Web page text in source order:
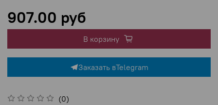
(0)
907.00 руб
В корзину
Заказать вTelegram